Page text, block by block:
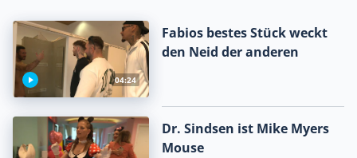
04:24
Fabios bestes Stück weckt
den Neid der anderen
Dr. Sindsen ist Mike Myers
Mouse